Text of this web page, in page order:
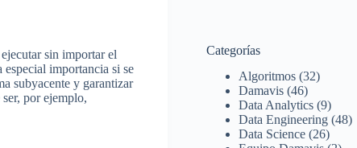
sin importar el
especial importancia si se
subyacente y garantizar
por ejemplo,
Categorías
Algoritmos (32)
Damavis (46)
Data Analytics (9)
Data Engineering (48)
Data Science (26)